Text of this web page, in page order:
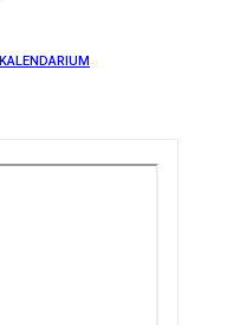
KALENDARIUM